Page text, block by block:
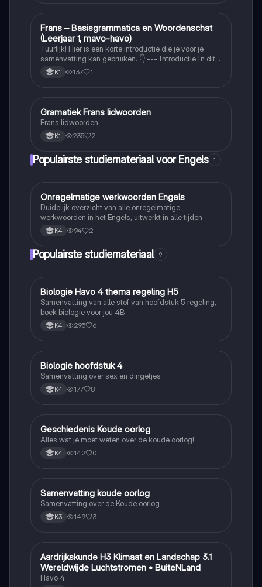
Frans
Frans – Basisgrammatica en Woordenschat
(Leerjaar 1, mavo-havo)
Tuurlijk! Hier is een korte introductie die je voor je
samenvatting kan gebruiken. 👇 --- Introductie In dit
schrift staat alle belangrijke Franse grammatica en
woordenschat die je moet kennen in het eerste
K1 137 1
Frans
Gramatiek Frans lidwoorden
Frans lidwoorden
K1 235 2
Populairste studiemateriaal voor Engels 1
Engels
Onregelmatige werkwoorden Engels
Duidelijk overzicht van alle onregelmatige
werkwoorden in het Engels, uitwerkt in alle tijden
K4 94 2
Populairste studiemateriaal 9
Biologie
Biologie Havo 4 thema regeling H5
Samenvatting van alle stof van hoofdstuk 5 regeling,
boek biologie voor jou 4B
K4 295 6
Biologie
Biologie hoofdstuk 4
Samenvatting over sex en dingetjes
K4 177 8
Geschiedenis
Geschiedenis Koude oorlog
Alles wat je moet weten over de koude oorlog!
K4 142 0
Geschiedenis
Samenvatting koude oorlog
Samenvatting over de Koude oorlog
K3 149 3
Aardrijkskunde
Aardrijkskunde H3 Klimaat en Landschap 3.1
Wereldwijde Luchtstromen • BuiteNLand
Havo 4